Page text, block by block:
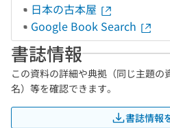
日本の古本屋
Google Book Search
書誌情報
この資料の詳細や典拠（同じ主題
名）等を確認できます。
書誌情報